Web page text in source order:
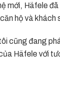
mới, Häfele
hộ và khách
cũng đang
Häfele với